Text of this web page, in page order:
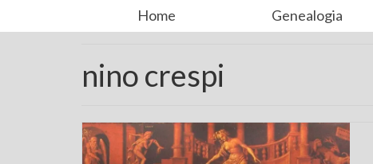
Home Genealogia
nino crespi